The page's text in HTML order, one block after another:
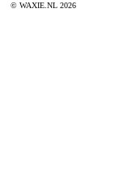
© WAXIE.NL 2026